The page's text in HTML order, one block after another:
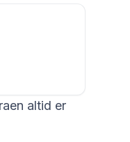
altid er